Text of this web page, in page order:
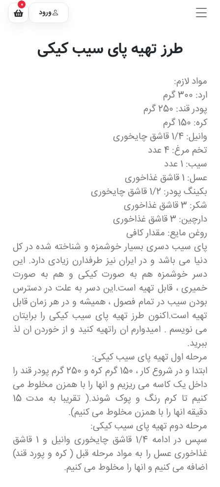
ورود
0
طرز تهیه پای سیب کیکی
مواد لازم:
ارد: 300 گرم
پودر قند: 250 گرم
کره: 150 گرم
وانیل: 1/4 قاشق چایخوری
تخم مرغ: 4 عدد
سیب: 1 عدد
عسل: 1 قاشق غذاخوری
بکینگ پودر: 1/2 قاشق چایخوری
شکر: 3 قاشق غذاخوری
دارچین: 3 قاشق غذاخوری
روغن مایع: مقدار کافی
پای سیب دسری بسیار خوشمزه و شناخته شده در کل
دنیا می باشد و در ایران نیز طرفدارن زیادی دارد. این
دسر خوشمزه هم به صورت کیکی و هم به صورت
خمیری ، قابل تهیه است.این دسر به علت در دسترس
بودن سیب در تمام فصول ، همیشه و در هر زمان قابل
تهیه است.اکنون طرز تهیه پای سیب کیکی را برایتان
می نویسم . امیدوارم ان راتهیه کنید و از خوردن ان لذ
ببرید.
مرحله اول تهیه پای سیب کیکی:
ابتدا و در شروع کار ، 150 گرم کره و 250 گرم پودر قند را
داخل یک کاسه می ریزیم و انها را با همزن مخلوط می
کنیم تا کرم رنگ و پوک شوند.( تقریبا به مدت 15
دقیقه انها را با همزن مخلوط می کنیم).
مرحله دوم تهیه پای سیب کیکی:
سپس در ادامه 1/4 قاشق چایخوری وانیل و 1 قاشق
غذاخوری عسل را به مواد مرحله قبل ( کره و پورد قند)
اضافه می کنیم و انها را مخلوط می کنیم.